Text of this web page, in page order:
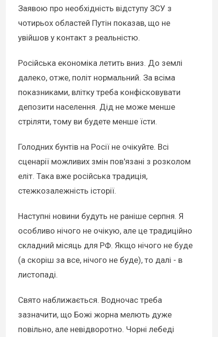
Заявою про необхідність відступу ЗСУ з
чотирьох областей Путін показав, що не
увійшов у контакт з реальністю.
Російська економіка летить вниз. До землі
далеко, отже, політ нормальний. За всіма
показниками, влітку треба конфісковувати
депозити населення. Дід не може менше
стріляти, тому ви будете менше їсти.
Голодних бунтів на Росії не очікуйте. Всі
сценарії можливих змін пов'язані з розколом
еліт. Така вже російська традиція,
стежкозалежність історії.
Наступні новини будуть не раніше серпня. Я
особливо нічого не очікую, але це традиційно
складний місяць для РФ. Якщо нічого не буде
(а скоріш за все, нічого не буде), то далі - в
листопаді.
Свято наближається. Водночас треба
зазначити, що Божі жорна мелють дуже
повільно, але невідворотно. Чорні лебеді